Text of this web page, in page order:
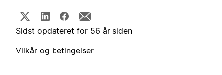
Sidst opdateret for 56 år siden
Vilkår og betingelser